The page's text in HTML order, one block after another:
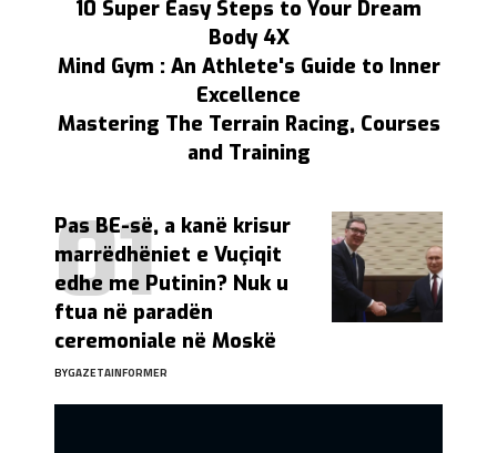
10 Super Easy Steps to Your Dream
Body 4X
Mind Gym : An Athlete's Guide to Inner
Excellence
Mastering The Terrain Racing, Courses
and Training
Pas BE-së, a kanë krisur
marrëdhëniet e Vuçiqit
edhe me Putinin? Nuk u
ftua në paradën
ceremoniale në Moskë
BYGAZETAINFORMER